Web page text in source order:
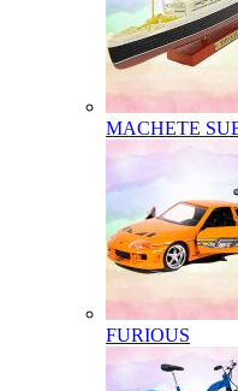
MACHETE
FURIOUS